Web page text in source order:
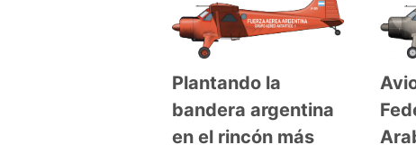
Plantando la
bandera argentina
en el rincón más